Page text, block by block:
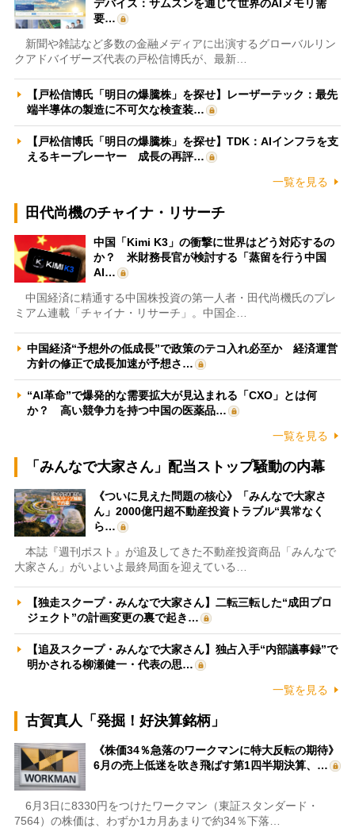
デバイス：サムスンを通じて世界のAIメモリ需
要…
新聞や雑誌など多数の金融メディアに出演するグローバルリン
クアドバイザーズ代表の戸松信博氏が、最新…
【戸松信博氏「明日の爆騰株」を探せ】レーザーテック：最先
端半導体の製造に不可欠な検査装…
【戸松信博氏「明日の爆騰株」を探せ】TDK：AIインフラを支
えるキープレーヤー 成長の再評…
一覧を見る
田代尚機のチャイナ・リサーチ
中国「Kimi K3」の衝撃に世界はどう対応するの
か？ 米財務長官が検討する「蒸留を行う中国
AI…
中国経済に精通する中国株投資の第一人者・田代尚機氏のプレ
ミアム連載「チャイナ・リサーチ」。中国企…
中国経済“予想外の低成長”で政策のテコ入れ必至か 経済運営
方針の修正で成長加速が予想さ…
“AI革命”で爆発的な需要拡大が見込まれる「CXO」とは何
か？ 高い競争力を持つ中国の医薬品…
一覧を見る
「みんなで大家さん」配当ストップ騒動の内幕
《ついに見えた問題の核心》「みんなで大家さ
ん」2000億円超不動産投資トラブル“異常なく
ら…
本誌『週刊ポスト』が追及してきた不動産投資商品「みんなで
大家さん」がいよいよ最終局面を迎えている…
【独走スクープ・みんなで大家さん】二転三転した“成田プロ
ジェクト”の計画変更の裏で起き…
【追及スクープ・みんなで大家さん】独占入手“内部議事録”で
明かされる柳瀬健一・代表の思…
一覧を見る
古賀真人「発掘！好決算銘柄」
《株価34％急落のワークマンに特大反転の期待》
6月の売上低迷を吹き飛ばす第1四半期決算、…
6月3日に8330円をつけたワークマン（東証スタンダード・
7564）の株価は、わずか1カ月あまりで約34％下落…